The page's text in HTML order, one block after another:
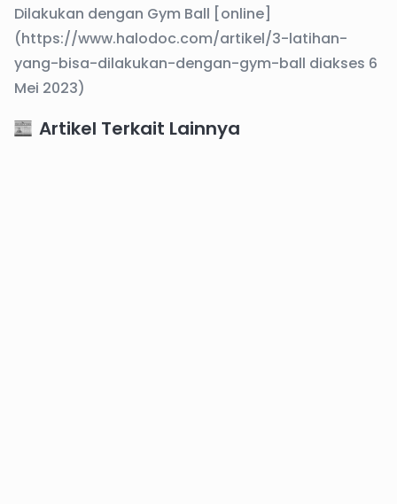
Dilakukan dengan Gym Ball [online]
(https://www.halodoc.com/artikel/3-latihan-
yang-bisa-dilakukan-dengan-gym-ball diakses 6
Mei 2023)
Artikel Terkait Lainnya